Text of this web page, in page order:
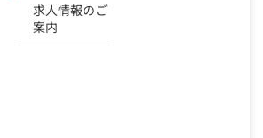
求人情報のご
案内